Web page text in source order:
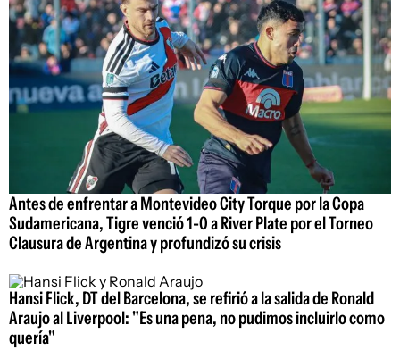
Antes de enfrentar a Montevideo City Torque por la Copa
Sudamericana, Tigre venció 1-0 a River Plate por el Torneo
Clausura de Argentina y profundizó su crisis
Hansi Flick, DT del Barcelona, se refirió a la salida de Ronald
Araujo al Liverpool: "Es una pena, no pudimos incluirlo como
quería"